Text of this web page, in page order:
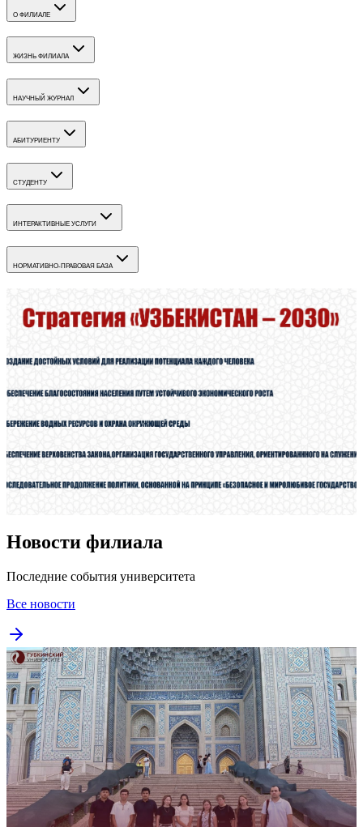
О ФИЛИАЛЕ
ЖИЗНЬ ФИЛИАЛА
НАУЧНЫЙ ЖУРНАЛ
АБИТУРИЕНТУ
СТУДЕНТУ
ИНТЕРАКТИВНЫЕ УСЛУГИ
НОРМАТИВНО-ПРАВОВАЯ БАЗА
Новости филиала
Последние события университета
Все новости